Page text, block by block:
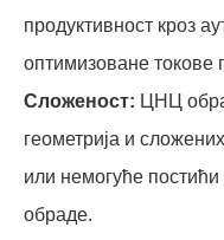
продуктивност кроз
оптимизоване токове
Сложеност: ЦНЦ
геометрија и
или немогуће
обраде.